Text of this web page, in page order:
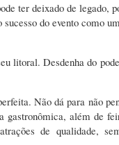
ter deixado de legado,
do evento como
litoral. Desdenha do
Não dá para não
gastronômica, além de
de qualidade,